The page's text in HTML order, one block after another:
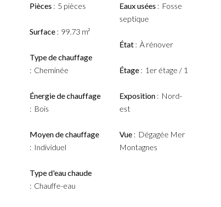
Pièces 5 pièces
Surface 99.73 m²
Type de chauffage
Cheminée
Énergie de chauffage
Bois
Moyen de chauffage
Individuel
Type d'eau chaude
Chauffe-eau
Eaux usées
Fosse
septique
État À rénover
Étage 1er étage / 1
Exposition
Nord-
est
Vue
Dégagée Mer
Montagnes